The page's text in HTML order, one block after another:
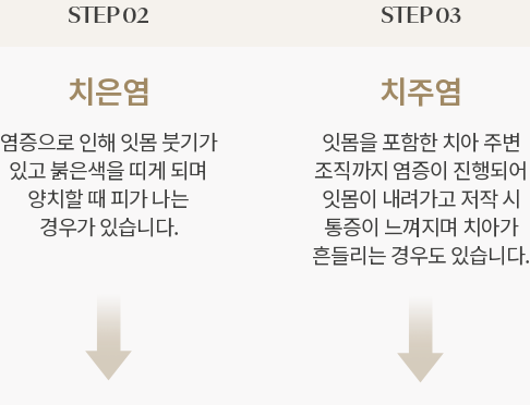
STEP 02
치은염
염증으로 인해 잇몸 붓기가
있고 붉은색을 띠게 되며
양치할 때 피가 나는
경우가 있습니다.
STEP 03
치주염
잇몸을 포함한 치아 주변
조직까지 염증이 진행되어
잇몸이 내려가고 저작 시
통증이 느껴지며 치아가
흔들리는 경우도 있습니다.